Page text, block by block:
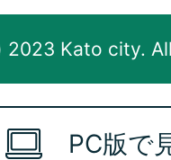
Kato city.
PC版で